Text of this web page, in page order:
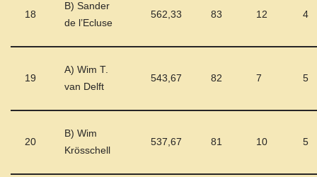
18
B) Sander
de l’Ecluse
562,33 83 12 4
19
A) Wim T.
van Delft
543,67 82 7 5
20
B) Wim
Krösschell
537,67 81 10 5